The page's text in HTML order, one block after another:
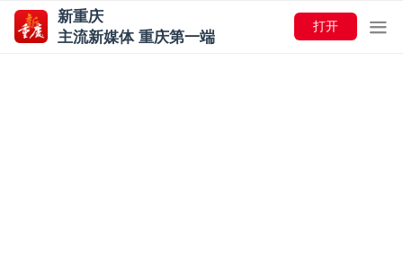
新重庆
主流新媒体 重庆第一端
打开